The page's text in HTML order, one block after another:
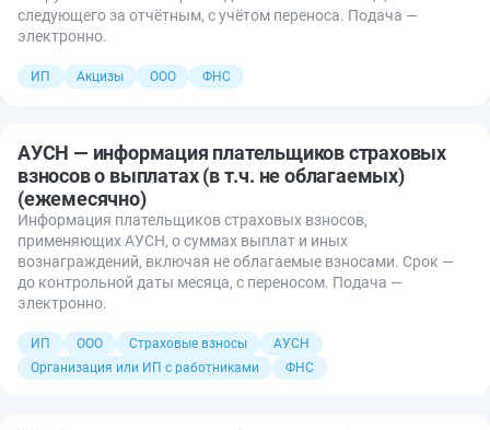
следующего за отчётным, с учётом переноса. Подача —
электронно.
ИП Акцизы ООО ФНС
АУСН — информация плательщиков страховых
взносов о выплатах (в т.ч. не облагаемых)
(ежемесячно)
Информация плательщиков страховых взносов,
применяющих АУСН, о суммах выплат и иных
вознаграждений, включая не облагаемые взносами. Срок —
до контрольной даты месяца, с переносом. Подача —
электронно.
ИП ООО Страховые взносы
АУСН
Организация или ИП с работниками
ФНС